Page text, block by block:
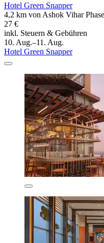
Hotel Green Snapper
4,2 km von Ashok Vihar
27 €
inkl. Steuern & Gebühren
10. Aug.–11. Aug.
Hotel Green Snapper